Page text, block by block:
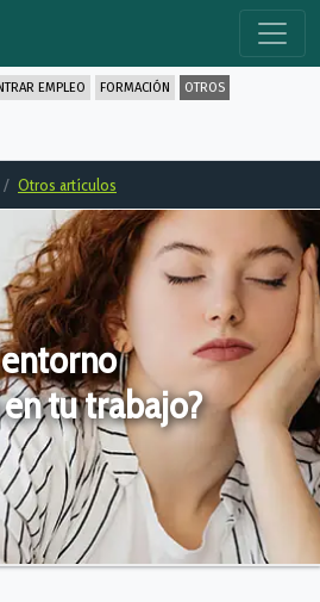
EMPLEO FORMACIÓN OTROS
Otros artículos
tu trabajo?